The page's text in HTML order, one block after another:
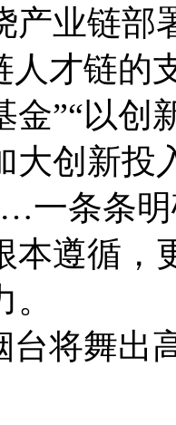
产业链部
人才链的
金”“以创
大创新投
一条条明
本遵循，
台将舞出